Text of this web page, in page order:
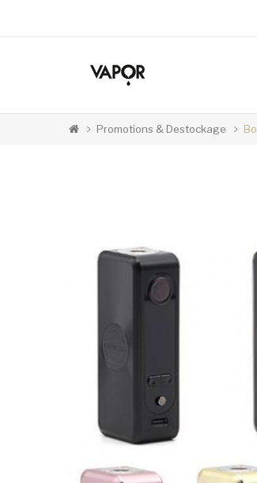
Promotions & Destockage